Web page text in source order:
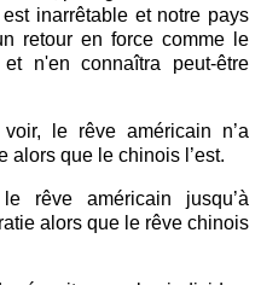
inarrêtable et notre pays
retour en force comme le
n'en connaîtra peut-être
le rêve américain n’a
alors que le chinois l’est.
rêve américain jusqu’à
alors que le rêve chinois